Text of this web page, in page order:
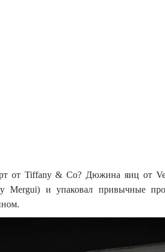
от Tiffany & Co? Дюжина яиц от
Mergui) и упаковал привычные